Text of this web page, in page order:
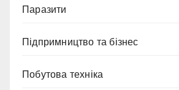
Паразити
Підпримництво та бізнес
Побутова техніка